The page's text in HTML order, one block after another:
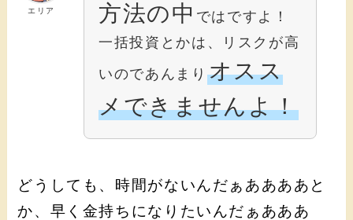
エリア 方法の中 ではですよ！
一括投資とかは、リスクが高
いのであんまり オスス
メできませんよ！
どうしても、時間がないんだぁああああと
か、早く金持ちになりたいんだぁあああ